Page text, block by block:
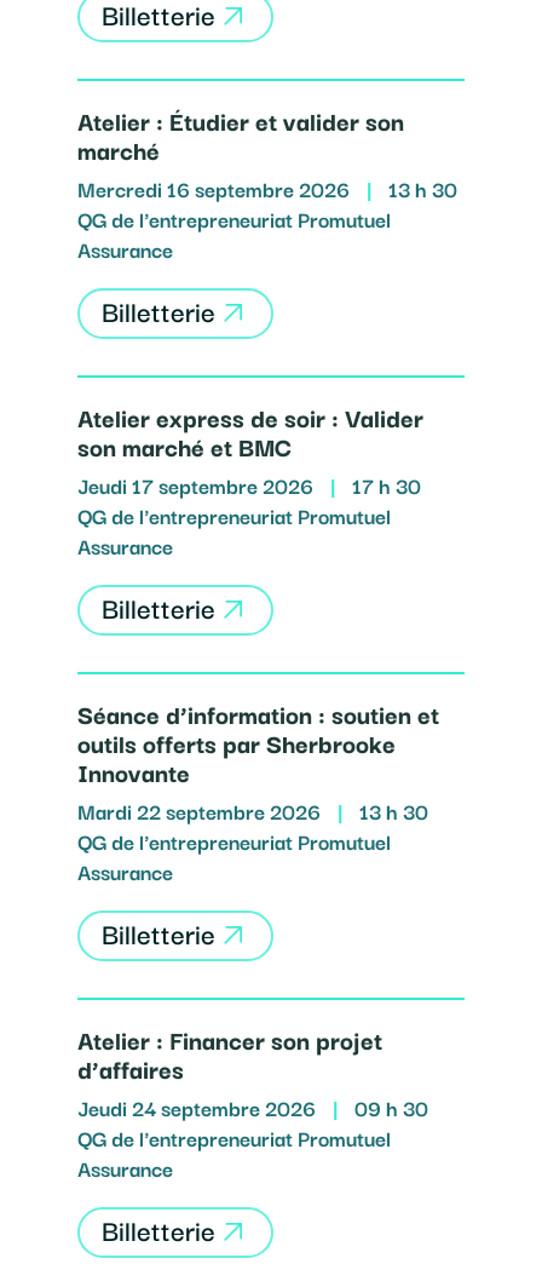
Billetterie
Atelier : Étudier et valider son
marché
Mercredi 16 septembre 2026 | 13 h 30
QG de l'entrepreneuriat Promutuel
Assurance
Billetterie
Atelier express de soir : Valider
son marché et BMC
Jeudi 17 septembre 2026 | 17 h 30
QG de l'entrepreneuriat Promutuel
Assurance
Billetterie
Séance d’information : soutien et
outils offerts par Sherbrooke
Innovante
Mardi 22 septembre 2026 | 13 h 30
QG de l'entrepreneuriat Promutuel
Assurance
Billetterie
Atelier : Financer son projet
d’affaires
Jeudi 24 septembre 2026 | 09 h 30
QG de l'entrepreneuriat Promutuel
Assurance
Billetterie